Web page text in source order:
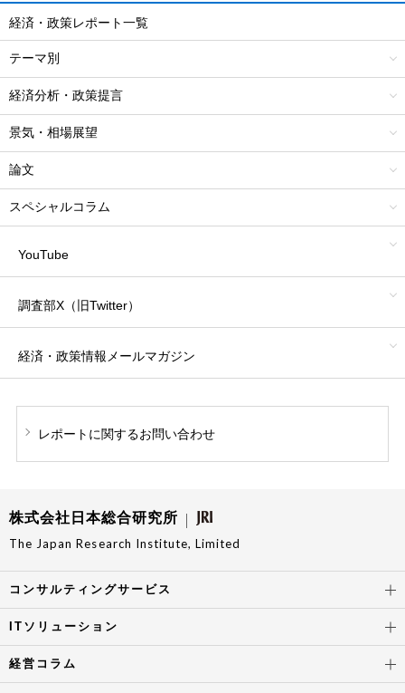
経済・政策レポート一覧
テーマ別
経済分析・政策提言
景気・相場展望
論文
スペシャルコラム
YouTube
調査部X（旧Twitter）
経済・政策情報 メールマガジン
レポートに関するお問い合わせ
株式会社日本総合研究所
The Japan Research Institute, Limited
コンサルティングサービス
ITソリューション
経営コラム